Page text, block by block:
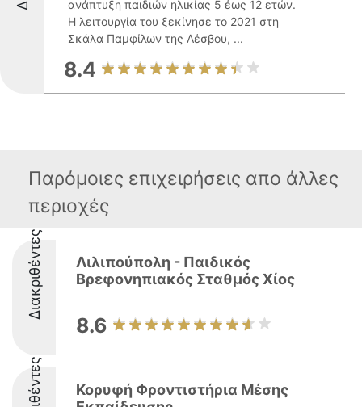
ανάπτυξη παιδιών ηλικίας 5 έως 12 ετών.
Η λειτουργία του ξεκίνησε το 2021 στη
Σκάλα Παμφίλων της Λέσβου, ...
8.4
Παρόμοιες επιχειρήσεις απο άλλες
περιοχές
Διακριθέντες
Λιλιπούπολη - Παιδικός
Βρεφονηπιακός Σταθμός Χίος
8.6
Κορυφή Φροντιστήρια Μέσης